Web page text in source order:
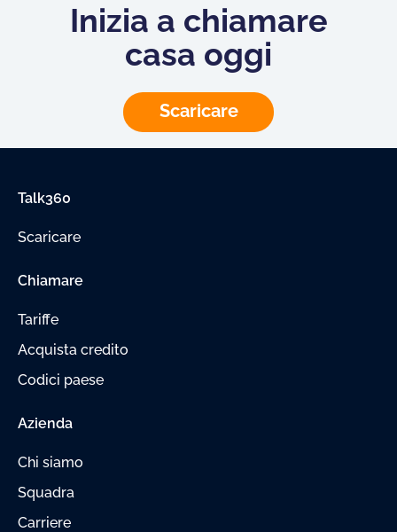
Inizia a chiamare
casa oggi
Scaricare
Talk360
Scaricare
Chiamare
Tariffe
Acquista credito
Codici paese
Azienda
Chi siamo
Squadra
Carriere